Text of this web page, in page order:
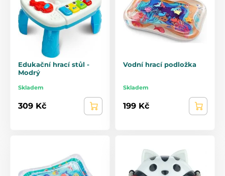
Edukační hrací stůl -
Modrý
Skladem
309 Kč
Vodní hrací podložka
Skladem
199 Kč